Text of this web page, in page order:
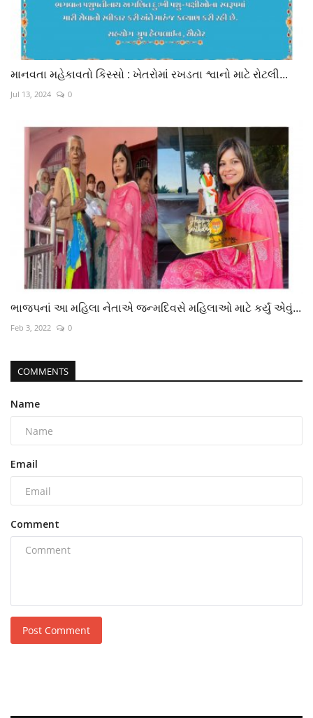
માનવતા મહેકાવતો કિસ્સો : ખેતરોમાં રખડતા શ્વાનો માટે રોટલી...
Jul 13, 2024 0
ભાજપનાં આ મહિલા નેતાએ જન્મદિવસે મહિલાઓ માટે કર્યું એવું...
Feb 3, 2022 0
COMMENTS
Name
Email
Comment
Post Comment